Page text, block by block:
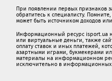
При появлении первых признаков
обратитесь к специалисту.
может быть источником доходов
Информационный ресурс isport.ua
или виртуальные деньги, также
oплaту ставок и иных платежей,
азартными игрaми, букмекерами
материалы на информационном
исключительно в информационных